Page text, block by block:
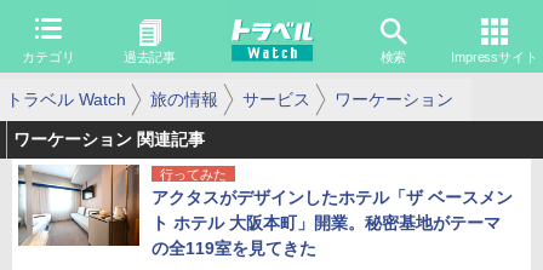
カテゴリ 過去記事 検索 Impressサイト
トラベル Watch 旅の情報 サービス ワーケーション
ワーケーション 関連記事
行ってみた
アクタスがデザインしたホテル「ザ ベースメン
ト ホテル 大阪本町」開業。秘密基地がテーマ
の全119室を見てきた